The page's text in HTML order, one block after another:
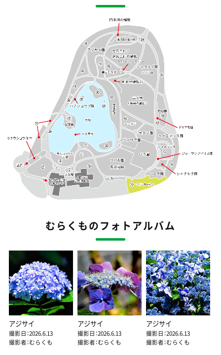
むらくものフォトアルバム
アジサイ
撮影日：2026.6.13
撮影者：むらくも
アジサイ
撮影日：2026.6.13
撮影者：むらくも
アジサイ
撮影日：2026.6.13
撮影者：むらくも